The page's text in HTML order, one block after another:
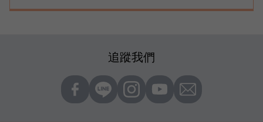
追蹤我們